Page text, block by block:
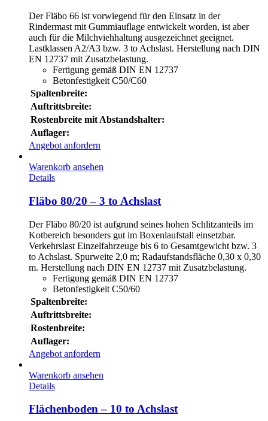
Der Fläbo 66 ist vorwiegend für den Einsatz in der
Rindermast mit Gummiauflage entwickelt worden, ist aber
auch für die Milchviehhaltung ausgezeichnet geeignet.
Lastklassen A2/A3 bzw. 3 to Achslast. Herstellung nach DIN
EN 12737 mit Zusatzbelastung.
Fertigung gemäß DIN EN 12737
Betonfestigkeit C50/C60
Spaltenbreite:
Auftrittsbreite:
Rostenbreite mit Abstandshalter:
Auflager:
Angebot anfordern
Warenkorb ansehen
Details
Fläbo 80/20 – 3 to Achslast
Der Fläbo 80/20 ist aufgrund seines hohen Schlitzanteils im
Kotbereich besonders gut im Boxenlaufstall einsetzbar.
Verkehrslast Einzelfahrzeuge bis 6 to Gesamtgewicht bzw. 3
to Achslast. Spurweite 2,0 m; Radaufstandsfläche 0,30 x 0,30
m. Herstellung nach DIN EN 12737 mit Zusatzbelastung.
Fertigung gemäß DIN EN 12737
Betonfestigkeit C50/60
Spaltenbreite:
Auftrittsbreite:
Rostenbreite:
Auflager:
Angebot anfordern
Warenkorb ansehen
Details
Flächenboden – 10 to Achslast